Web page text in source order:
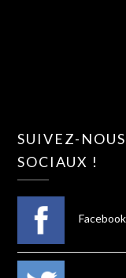
SUIVEZ-
SOCIAUX !